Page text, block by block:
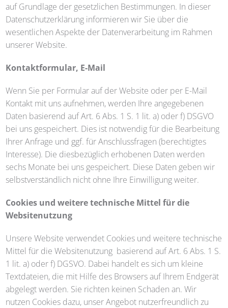
auf Grundlage der gesetzlichen Bestimmungen. In dieser
Datenschutzerklärung informieren wir Sie über die
wesentlichen Aspekte der Datenverarbeitung im Rahmen
unserer Website.
Kontaktformular, E-Mail
Wenn Sie per Formular auf der Website oder per E-Mail
Kontakt mit uns aufnehmen, werden Ihre angegebenen
Daten basierend auf Art. 6 Abs. 1 S. 1 lit. a) oder f) DSGVO
bei uns gespeichert. Dies ist notwendig für die Bearbeitung
Ihrer Anfrage und ggf. für Anschlussfragen (berechtigtes
Interesse). Die diesbezüglich erhobenen Daten werden
sechs Monate bei uns gespeichert. Diese Daten geben wir
selbstverständlich nicht ohne Ihre Einwilligung weiter.
Cookies und weitere technische Mittel für die
Websitenutzung
Unsere Website verwendet Cookies und weitere technische
Mittel für die Websitenutzung basierend auf Art. 6 Abs. 1 S.
1 lit. a) oder f) DGSVO. Dabei handelt es sich um kleine
Textdateien, die mit Hilfe des Browsers auf Ihrem Endgerät
abgelegt werden. Sie richten keinen Schaden an. Wir
nutzen Cookies dazu, unser Angebot nutzerfreundlich zu